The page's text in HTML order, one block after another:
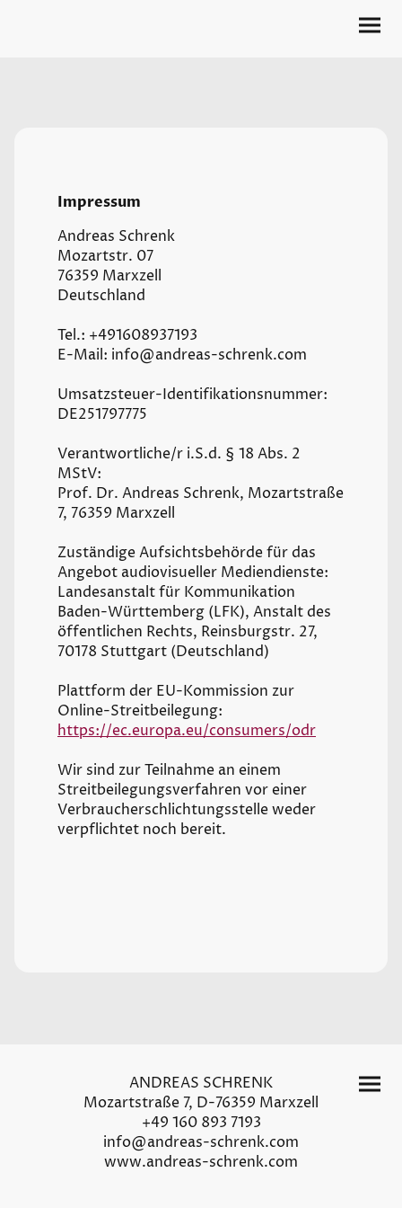
Impressum
Andreas Schrenk
Mozartstr. 07
76359 Marxzell
Deutschland
Tel.: +491608937193
E-Mail: info@andreas-schrenk.com
Umsatzsteuer-Identifikationsnummer:
DE251797775
Verantwortliche/r i.S.d. § 18 Abs. 2
MStV:
Prof. Dr. Andreas Schrenk, Mozartstraße
7, 76359 Marxzell
Zuständige Aufsichtsbehörde für das
Angebot audiovisueller Mediendienste:
Landesanstalt für Kommunikation
Baden-Württemberg (LFK), Anstalt des
öffentlichen Rechts, Reinsburgstr. 27,
70178 Stuttgart (Deutschland)
Plattform der EU-Kommission zur
Online-Streitbeilegung:
https://ec.europa.eu/consumers/odr
Wir sind zur Teilnahme an einem
Streitbeilegungsverfahren vor einer
Verbraucherschlichtungsstelle weder
verpflichtet noch bereit.
ANDREAS SCHRENK
Mozartstraße 7, D-76359 Marxzell
+49 160 893 7193
info@andreas-schrenk.com
www.andreas-schrenk.com